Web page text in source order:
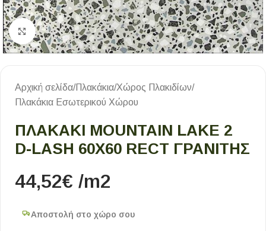
Κλικ για μεγέθυνση
Αρχική σελίδα/Πλακάκια/Χώρος Πλακιδίων/
Πλακάκια Εσωτερικού Χώρου
ΠΛΑΚΑΚΙ MOUNTAIN LAKE 2
D-LASH 60X60 RECT ΓΡΑΝΙΤΗΣ
44,52€ /m2
Αποστολή στο χώρο σου